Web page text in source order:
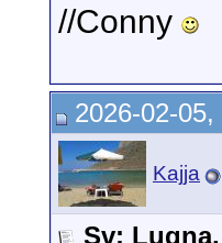
//Conny
2026-02-05,
Kajja
Sv: